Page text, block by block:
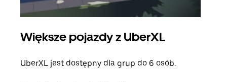
Większe pojazdy z UberXL
UberXL jest dostępny dla grup do 6 osób.